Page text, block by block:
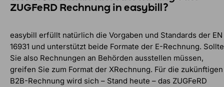
ZUGFeRD Rechnung in easybill?
easybill erfüllt natürlich die Vorgaben und Standards der EN
16931 und unterstützt beide Formate der E-Rechnung.
Sie also Rechnungen an Behörden ausstellen müssen,
greifen Sie zum Format der XRechnung. Für die zukünftigen
B2B-Rechnung wird sich – Stand heute – das ZUGFeRD